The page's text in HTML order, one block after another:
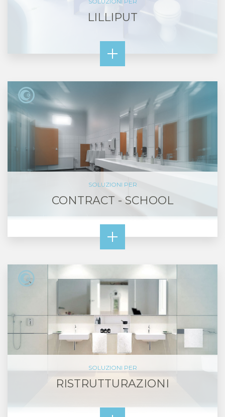
LILLIPUT
SOLUZIONI PER
CONTRACT - SCHOOL
SOLUZIONI PER
RISTRUTTURAZIONI